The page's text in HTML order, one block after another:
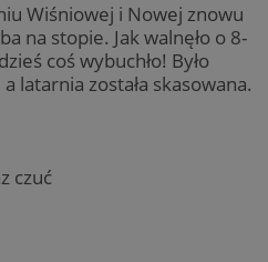
Wiśniowej i Nowej znowu
na stopie. Jak walnęło o 8-
coś wybuchło! Było
latarnia została skasowana.
czuć